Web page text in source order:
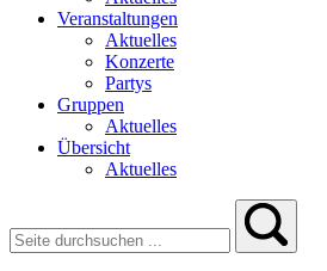
Veranstaltungen
Aktuelles
Konzerte
Partys
Gruppen
Aktuelles
Übersicht
Aktuelles